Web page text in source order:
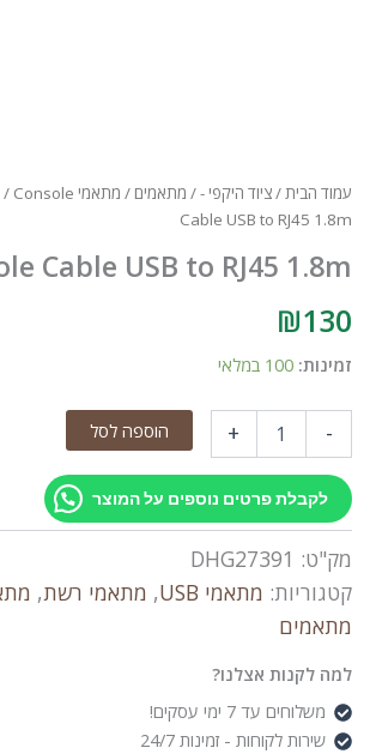
עמוד הבית/ציוד היקפי -/ מתאמים / מתאמי USB / Console
Cable USB to RJ45 1.8m
Cable USB to RJ45 1.8m
₪130
זמינות: 100 במלאי
-
Cable
USB
RJ45
1.8m
+ הוספה לסל
לקבלת פרטים נוספים על המוצר
מק"ט: DHG27391
קטגוריות: מתאמי USB , מתאמי רשת,
מתאמים
למה לקנות אצלנו?
משלוחים עד 7 ימי עסקים!
שירות לקוחות - זמינות 24/7